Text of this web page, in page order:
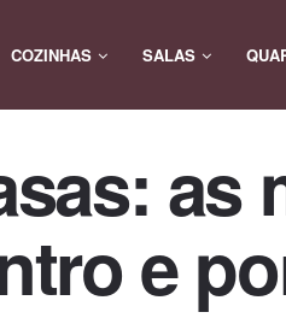
COZINHAS SALAS
as
e